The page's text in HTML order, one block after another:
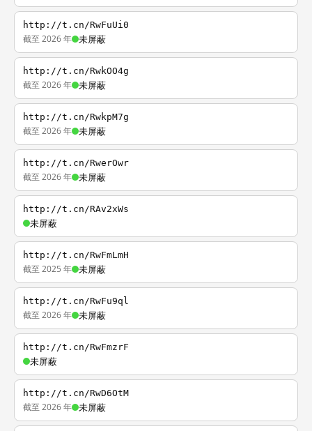
http://t.cn/RwFuUi0
截至 2026 年 未屏蔽
http://t.cn/RwkOO4g
截至 2026 年 未屏蔽
http://t.cn/RwkpM7g
截至 2026 年 未屏蔽
http://t.cn/RwerOwr
截至 2026 年 未屏蔽
http://t.cn/RAv2xWs
未屏蔽
http://t.cn/RwFmLmH
截至 2025 年 未屏蔽
http://t.cn/RwFu9ql
截至 2026 年 未屏蔽
http://t.cn/RwFmzrF
未屏蔽
http://t.cn/RwD6OtM
截至 2026 年 未屏蔽